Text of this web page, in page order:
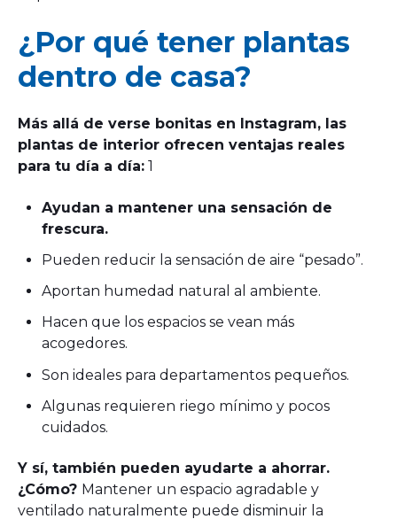
¿Por qué tener plantas
dentro de casa?
Más allá de verse bonitas en Instagram, las
plantas de interior ofrecen ventajas reales
para tu día a día: 1
Ayudan a mantener una sensación de
frescura.
Pueden reducir la sensación de aire “pesado”.
Aportan humedad natural al ambiente.
Hacen que los espacios se vean más
acogedores.
Son ideales para departamentos pequeños.
Algunas requieren riego mínimo y pocos
cuidados.
Y sí, también pueden ayudarte a ahorrar.
¿Cómo? Mantener un espacio agradable y
ventilado naturalmente puede disminuir la